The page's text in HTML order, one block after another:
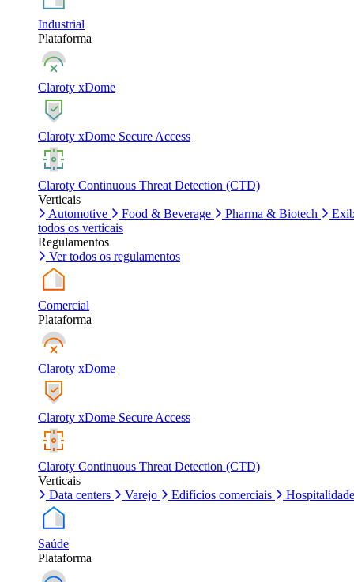
Industrial
Plataforma
Claroty xDome
Claroty xDome Secure Access
Claroty Continuous Threat Detection (CTD)
Verticais
Automotive
Food & Beverage Pharma & Biotech
todos os verticais
Regulamentos
Ver todos os regulamentos
Comercial
Plataforma
Claroty xDome
Claroty xDome Secure Access
Claroty Continuous Threat Detection (CTD)
Verticais
Data centers
Varejo Edifícios comerciais Hospitalidade
Saúde
Plataforma